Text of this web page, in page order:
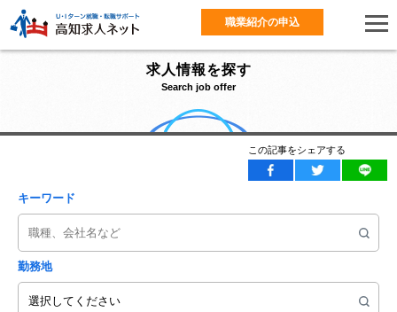
職業紹介の申込
求人情報を探す
Search job offer
この記事をシェアする
キーワード
勤務地